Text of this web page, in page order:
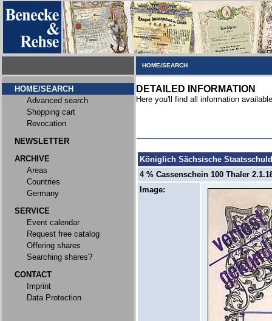
HOME/SEARCH
HOME/SEARCH
Advanced search
Shopping cart
Revocation
NEWSLETTER
ARCHIVE
Areas
Countries
Germany
SERVICE
Event calendar
Request free catalog
Offering shares
Searching shares?
CONTACT
Imprint
Data Protection
DETAILED INFORMATION
Here you'll find all information
Königlich Sächsische
4 % Cassenschein 100 Thaler
Image: